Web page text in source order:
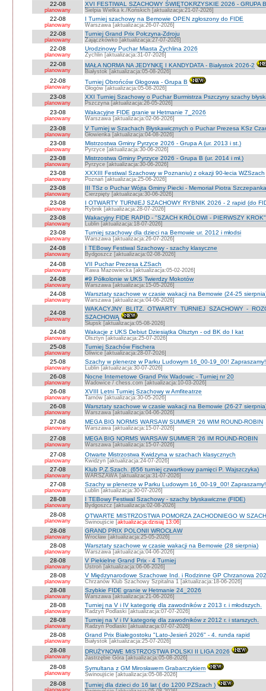
22-08
planowany
XVI FESTIWAL SZACHOWY ŚWIĘTOKRZYSKIE 2026 - GRUPA B
Sielpia Wielka k./Końskich [aktualizacja:21-07-2026]
22-08
planowany
I Turniej szachowy na Bemowie OPEN zgłoszony do FIDE
Warszawa [aktualizacja:26-07-2026]
22-08
planowany
Turniej Grand Prix Połczyna-Zdroju
Zajączkówko [aktualizacja:27-07-2026]
22-08
planowany
Urodzinowy Puchar Miasta Żychlina 2026
Żychlin [aktualizacja:31-07-2026]
22-08
planowany
MAŁA NORMA NA JEDYNKĘ I KANDYDATA - Białystok 2026-2
Białystok [aktualizacja:05-08-2026]
22-08
planowany
Turniej Obrońców Głogowa - Grupa B
Głogów [aktualizacja:05-08-2026]
23-08
planowany
XXI Turniej Szachowy o Puchar Burmistrza Pszczyny szachy
Pszczyna [aktualizacja:26-05-2026]
23-08
planowany
Wakacyjne FIDE granie w Hetmanie 7_2026
Warszawa [aktualizacja:02-06-2026]
23-08
planowany
V Turniej w Szachach Błyskawicznych o Puchar Prezesa KSz
Głowienka [aktualizacja:04-08-2026]
23-08
planowany
Mistrzostwa Gminy Pyrzyce 2026 - Grupa A (ur. 2013 i st.)
Pyrzyce [aktualizacja:30-06-2026]
23-08
planowany
Mistrzostwa Gminy Pyrzyce 2026 - Grupa B (ur. 2014 i mł.)
Pyrzyce [aktualizacja:30-06-2026]
23-08
planowany
XXXIII Festiwal Szachowy w Poznaniu) z okazji 90-lecia WZSzach
Poznań [aktualizacja:25-06-2026]
23-08
planowany
III TSz o Puchar Wójta Gminy Piecki - Memoriał Piotra
Cierzpięty [aktualizacja:30-06-2026]
23-08
planowany
I OTWARTY TURNIEJ SZACHOWY RYBNIK 2026 - 2 rapid (do
Rybnik [aktualizacja:28-07-2026]
23-08
planowany
Wakacyjny FIDE RAPID - "SZACH KRÓLOWI - PIERWSZY
Lublin [aktualizacja:18-07-2026]
23-08
planowany
Turniej szachowy dla dzieci na Bemowie ur. 2012 i młodsi
Warszawa [aktualizacja:26-07-2026]
24-08
planowany
I TEBowy Festiwal Szachowy - szachy klasyczne
Bydgoszcz [aktualizacja:02-08-2026]
24-08
planowany
VII Puchar Prezesa ŁZSach
Rawa Mazowiecka [aktualizacja:05-02-2026]
24-08
planowany
#9 Półkolonie w UKS Twierdzy Mokotów
Warszawa [aktualizacja:15-05-2026]
24-08
planowany
Warsztaty szachowe w czasie wakacji na Bemowie (24-25
Warszawa [aktualizacja:04-06-2026]
24-08
planowany
WAKACYJNY BLITZ. OTWARTY TURNIEJ SZACHOWY -
SZACHOWĄ
Słupsk [aktualizacja:05-08-2026]
24-08
planowany
Wakacje z UKS Debiut Dziesiątka Olsztyn - od BK do I kat
Olsztyn [aktualizacja:25-07-2026]
25-08
planowany
Turniej Szachów Fischera
Gliwice [aktualizacja:28-07-2026]
25-08
planowany
Szachy w plenerze w Parku Ludowym 16_00-19_00! Zapraszamy!
Lublin [aktualizacja:30-07-2026]
26-08
planowany
Nocne Internetowe Grand Prix Wadowic - Turniej nr 20
Wadowice / chess.com [aktualizacja:10-03-2026]
26-08
planowany
XVIII Letni Turniej Szachowy w Amfiteatrze
Tarnów [aktualizacja:30-05-2026]
26-08
planowany
Warsztaty szachowe w czasie wakacji na Bemowie (26-27
Warszawa [aktualizacja:04-06-2026]
27-08
planowany
MEGA BIG NORMS WARSAW SUMMER '26 WIM ROUND-ROBIN
Warszawa [aktualizacja:15-07-2026]
27-08
planowany
MEGA BIG NORMS WARSAW SUMMER '26 IM ROUND-ROBIN
Warszawa [aktualizacja:15-07-2026]
27-08
planowany
Otwarte Mistrzostwa Kwidzyna w szachach klasycznych
Kwidzyn [aktualizacja:24-07-2026]
27-08
planowany
Klub P.Z.Szach. (656 turniej czwartkowy pamięci P. Wajszczyka)
WARSZAWA [aktualizacja:31-07-2026]
27-08
planowany
Szachy w plenerze w Parku Ludowym 16_00-19_00! Zapraszamy!
Lublin [aktualizacja:30-07-2026]
28-08
planowany
I TEBowy Festiwal Szachowy - szachy błyskawiczne (FIDE)
Bydgoszcz [aktualizacja:02-08-2026]
28-08
planowany
OTWARTE MISTRZOSTWA POMORZA ZACHODNIEGO W
Świnoujście [aktualizacja:dzisiaj 13:06]
28-08
planowany
GRAND PRIX POLONII WROCŁAW
Wrocław [aktualizacja:25-05-2026]
28-08
planowany
Warsztaty szachowe w czasie wakacji na Bemowie (28 sierpnia)
Warszawa [aktualizacja:04-06-2026]
28-08
planowany
V Piekielne Grand Prix - 4 Turniej
Ustroń [aktualizacja:06-06-2026]
28-08
planowany
V Międzynarodowe Szachowe Ind. i Rodzinne GP Chrzanowa
Chrzanów Klub Szachowy Szpitalna 1 [aktualizacja:18-06-2026]
28-08
planowany
Szybkie FIDE granie w Hetmanie 24_2026
Warszawa [aktualizacja:21-06-2026]
28-08
planowany
Turniej na V i IV kategorię dla zawodników z 2013 r. i młodszych.
Radzyń Podlaski [aktualizacja:07-07-2026]
28-08
planowany
Turniej na V i IV kategorię dla zawodników z 2012 r. i starszych.
Radzyń Podlaski [aktualizacja:07-07-2026]
28-08
planowany
Grand Prix Białegostoku "Lato-Jesień 2026" - 4. runda rapid
Białystok [aktualizacja:25-07-2026]
28-08
planowany
DRUŻYNOWE MISTRZOSTWA POLSKI II LIGA 2026
Jastrzębie Góra [aktualizacja:05-08-2026]
28-08
planowany
Symultana z GM Mirosławem Grabarczykiem
Świnoujście [aktualizacja:05-08-2026]
28-08
planowany
Turniej dla dzieci do 16 lat ( do 1200 PZSzach )